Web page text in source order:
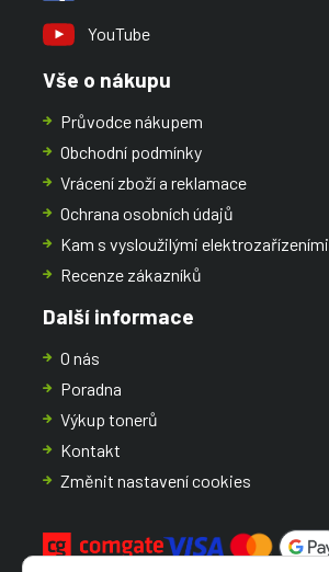
YouTube
Vše o nákupu
Průvodce nákupem
Obchodní podmínky
Vrácení zboží a reklamace
Ochrana osobních údajů
Kam s vysloužilými elektrozařízeními
Recenze zákazníků
Další informace
O nás
Poradna
Výkup tonerů
Kontakt
Změnit nastavení cookies